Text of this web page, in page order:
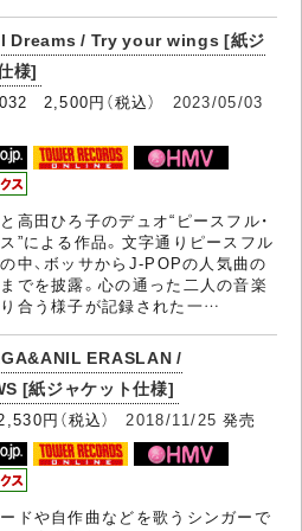
Dreams / Try your wings [紙ジ
様]
2,500円（税込） 2023/05/03
高田ひろ子のデュオ“ピースフル・
”による作品。文字通りピースフル
中、ボッサからJ-POPの人気曲の
でを披露。心の通った二人の音楽
合う様子が記録された一…
ERASLAN /
[紙ジャケット仕様]
円（税込） 2018/11/25 発売
ドや自作曲などを歌うシンガーで